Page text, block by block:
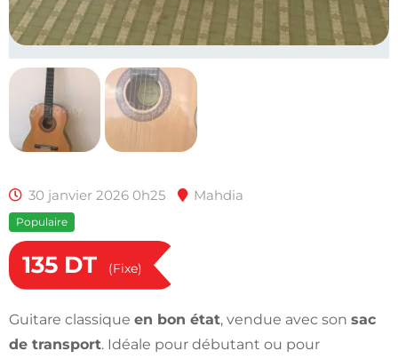
30 janvier 2026 0h25 Mahdia
Populaire
135 DT (Fixe)
Guitare classique en bon état, vendue avec son sac
de transport. Idéale pour débutant ou pour